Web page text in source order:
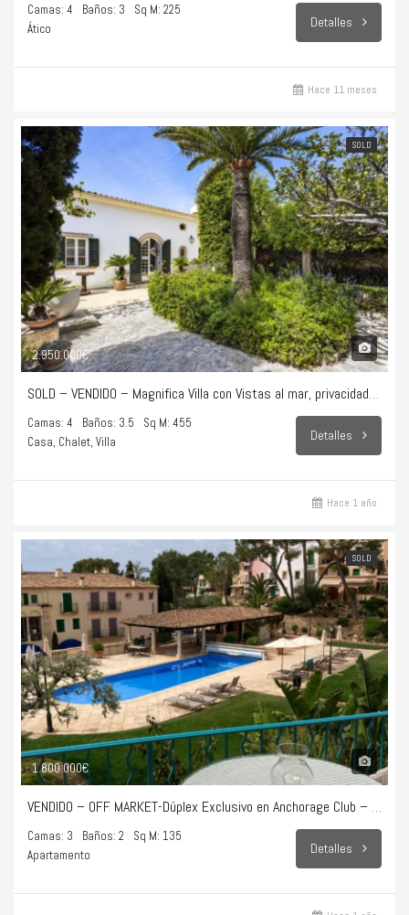
Camas: 4 Baños: 3
Sq M: 225
Ático
Detalles
Hace 11 meses
SOLD
2.950.000€
SOLD – VENDIDO – Magnifica Villa con Vistas al mar, privacidad total y puro estilo de vida en Bonanova
Camas: 4 Baños: 3.5
Sq M: 455
Casa, Chalet, Villa
Detalles
Hace 1 año
SOLD
1.800.000€
VENDIDO – OFF MARKET-Dúplex Exclusivo en Anchorage Club – Illetes
Camas: 3 Baños: 2
Sq M: 135
Apartamento
Detalles